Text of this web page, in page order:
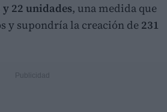
22 unidades, una medida que
y supondría la creación de 231